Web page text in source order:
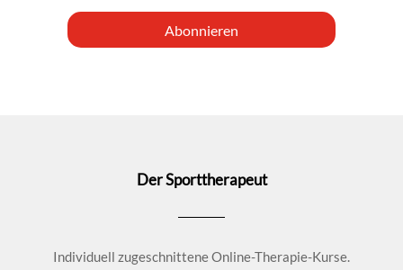
Abonnieren
Der Sporttherapeut
Individuell zugeschnittene Online-Therapie-Kurse.